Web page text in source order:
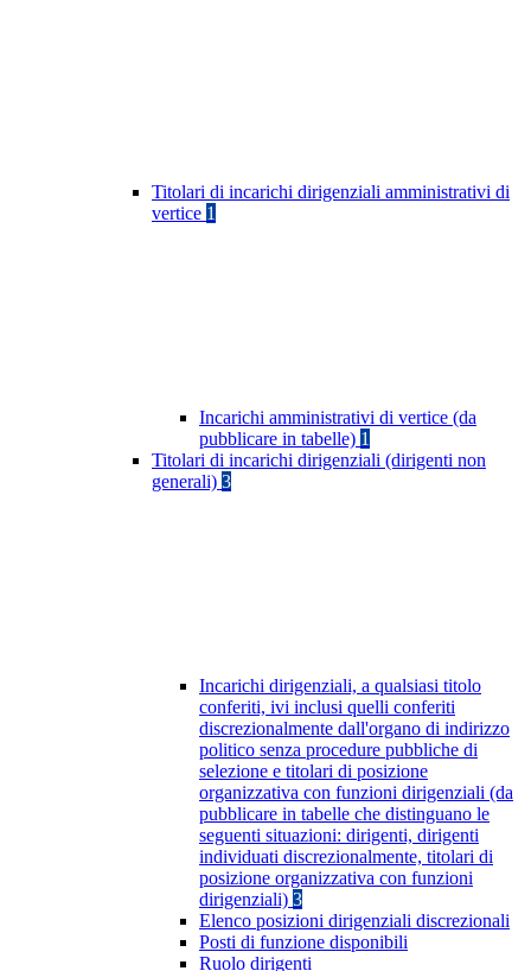
Titolari di incarichi dirigenziali amministrativi di
vertice 1
Incarichi amministrativi di vertice (da
pubblicare in tabelle) 1
Titolari di incarichi dirigenziali (dirigenti non
generali) 3
Incarichi dirigenziali, a qualsiasi titolo
conferiti, ivi inclusi quelli conferiti
discrezionalmente dall'organo di indirizzo
politico senza procedure pubbliche di
selezione e titolari di posizione
organizzativa con funzioni dirigenziali (da
pubblicare in tabelle che distinguano le
seguenti situazioni: dirigenti, dirigenti
individuati discrezionalmente, titolari di
posizione organizzativa con funzioni
dirigenziali) 3
Elenco posizioni dirigenziali discrezionali
Posti di funzione disponibili
Ruolo dirigenti